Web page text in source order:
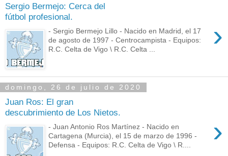
Sergio Bermejo: Cerca del
fútbol profesional.
›
- Sergio Bermejo Lillo - Nacido en Madrid, el 17
de agosto de 1997 - Centrocampista - Equipos:
R.C. Celta de Vigo \ R.C. Celta ...
domingo, 26 de julio de 2020
Juan Ros: El gran
descubrimiento de Los Nietos.
›
- Juan Antonio Ros Martínez - Nacido en
Cartagena (Murcia), el 15 de marzo de 1996 -
Defensa - Equipos: R.C. Celta de Vigo \ R....